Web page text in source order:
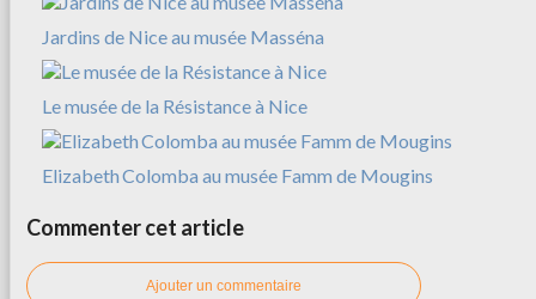
Jardins de Nice au musée Masséna
Le musée de la Résistance à Nice
Elizabeth Colomba au musée Famm de Mougins
Commenter cet article
Ajouter un commentaire